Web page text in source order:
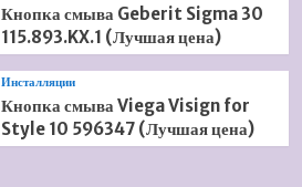
Кнопка смыва Geberit Sigma 30
115.893.KX.1 (Лучшая цена)
Инсталляции
Кнопка смыва Viega Visign for
Style 10 596347 (Лучшая цена)